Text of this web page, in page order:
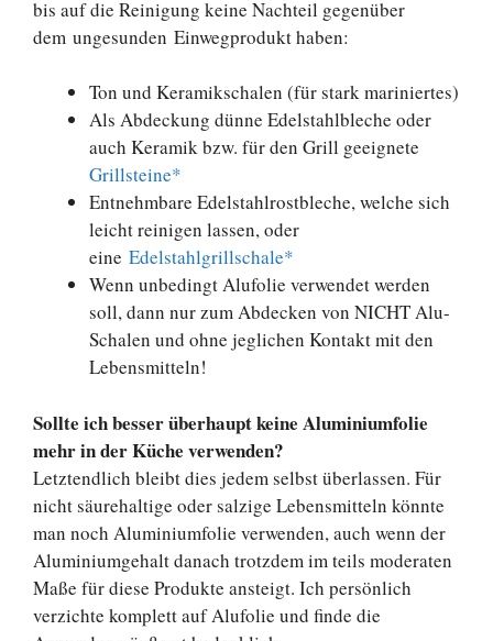
bis auf die Reinigung keine Nachteil gegenüber
dem ungesunden Einwegprodukt haben:
Ton und Keramikschalen (für stark mariniertes)
Als Abdeckung dünne Edelstahlbleche oder
auch Keramik bzw. für den Grill geeignete
Grillsteine*
Entnehmbare Edelstahlrostbleche, welche sich
leicht reinigen lassen, oder
eine Edelstahlgrillschale*
Wenn unbedingt Alufolie verwendet werden
soll, dann nur zum Abdecken von NICHT Alu-
Schalen und ohne jeglichen Kontakt mit den
Lebensmitteln!
Sollte ich besser überhaupt keine Aluminiumfolie
mehr in der Küche verwenden?
Letztendlich bleibt dies jedem selbst überlassen. Für
nicht säurehaltige oder salzige Lebensmitteln könnte
man noch Aluminiumfolie verwenden, auch wenn der
Aluminiumgehalt danach trotzdem im teils moderaten
Maße für diese Produkte ansteigt. Ich persönlich
verzichte komplett auf Alufolie und finde die